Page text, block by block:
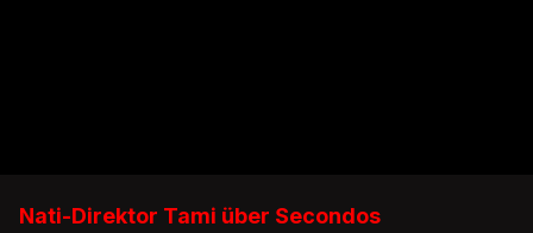
Nati-Direktor Tami über Secondos